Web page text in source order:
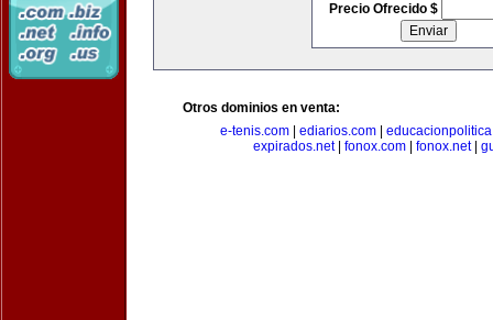
Precio Ofrecido $
Otros dominios en venta:
e-tenis.com
ediarios.com
expirados.net| fonox.com fonox.net|